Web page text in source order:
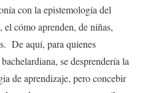
con la epistemología del
cómo aprenden, de niñas,
De aquí, para quienes
se desprendería la
de aprendizaje, pero concebir